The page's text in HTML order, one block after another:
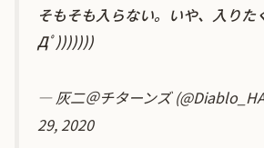
そもそも入らない。いや、入りた
Дﾟ)))))))
— 灰二＠チターンズ
29, 2020